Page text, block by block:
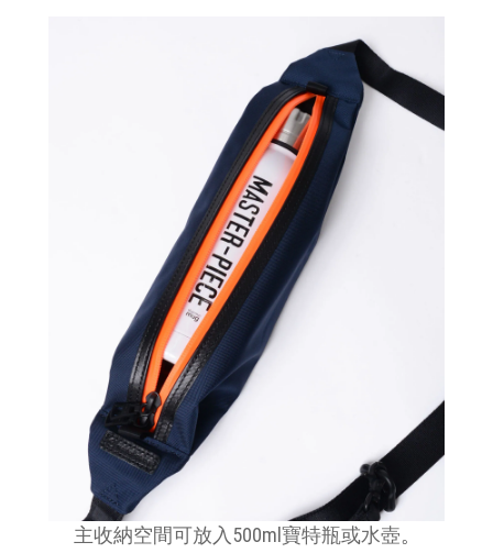
主收納空間可放入500ml寶特瓶或水壺。